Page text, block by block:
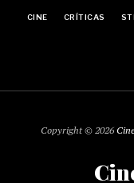
CINE CRÍTICAS
Copyright © 2026